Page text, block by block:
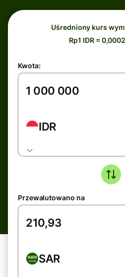
Uśredniony kurs
Rp1 IDR =
Kwota:
IDR
Przewalutowano na
SAR